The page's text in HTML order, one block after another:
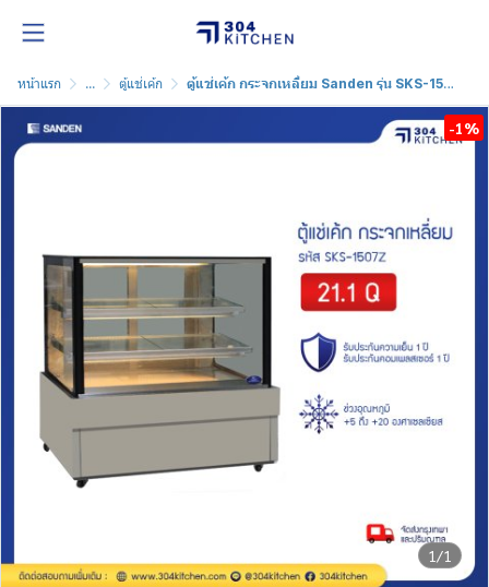
หน้าแรก ... ตู้แช่เค้ก ตู้แช่เค้ก กระจกเหลี่ยม Sanden รุ่น SKS-1507Z
1/1
-1%